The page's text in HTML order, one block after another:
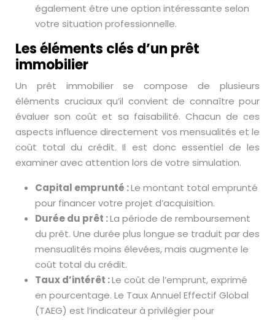
également être une option intéressante selon
votre situation professionnelle.
Les éléments clés d’un prêt
immobilier
Un prêt immobilier se compose de plusieurs
éléments cruciaux qu’il convient de connaître pour
évaluer son coût et sa faisabilité. Chacun de ces
aspects influence directement vos mensualités et le
coût total du crédit. Il est donc essentiel de les
examiner avec attention lors de votre simulation.
Capital emprunté :Le montant total emprunté
pour financer votre projet d’acquisition.
Durée du prêt :La période de remboursement
du prêt. Une durée plus longue se traduit par des
mensualités moins élevées, mais augmente le
coût total du crédit.
Taux d’intérêt :Le coût de l’emprunt, exprimé
en pourcentage. Le Taux Annuel Effectif Global
(TAEG) est l’indicateur à privilégier pour